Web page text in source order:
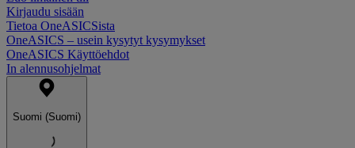
Kirjaudu sisään
Tietoa OneASICSista
OneASICS – usein kysytyt kysymykset
OneASICS Käyttöehdot
In alennusohjelmat
Suomi (Suomi)